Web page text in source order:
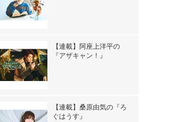
【連載】阿座上洋平の
『アザキャン！』
【連載】桑原由気の『ろ
ぐはうす』